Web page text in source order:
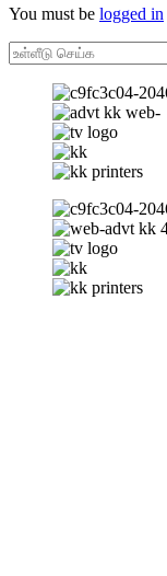
You must be logged in